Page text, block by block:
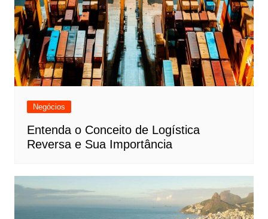
Negócios
Entenda o Conceito de Logística
Reversa e Sua Importância